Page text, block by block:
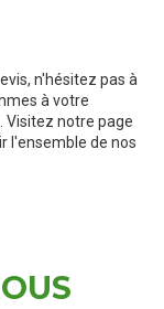
n'hésitez pas à
à votre
Visitez notre page
l'ensemble de nos